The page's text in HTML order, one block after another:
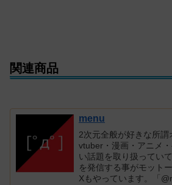
関連商品
menu
2次元全般が好きな所謂
vtuber・漫画・アニメ
い話題を取り扱ってい
を発信する事がモットー
Xもやっています。「